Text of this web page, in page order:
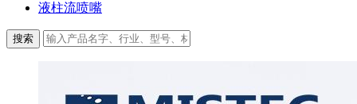
液柱流喷嘴
搜索